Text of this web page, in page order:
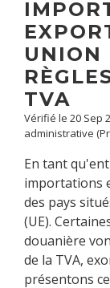
UNION
TVA
Vérifié le 20 Sep
administrative
En tant
importations
des pays
(UE).
douanière
de la TVA,
présentons